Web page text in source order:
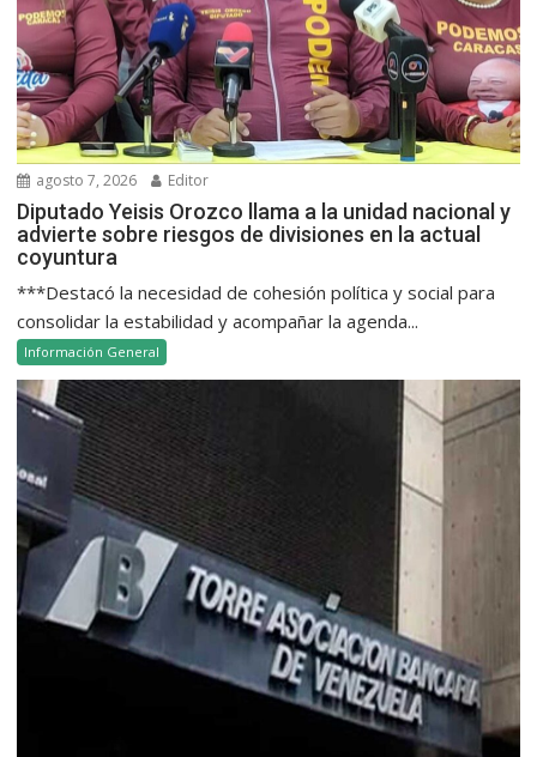
agosto 7, 2026 Editor
Diputado Yeisis Orozco llama a la unidad nacional y
advierte sobre riesgos de divisiones en la actual
coyuntura
***Destacó la necesidad de cohesión política y social para
consolidar la estabilidad y acompañar la agenda...
Información General